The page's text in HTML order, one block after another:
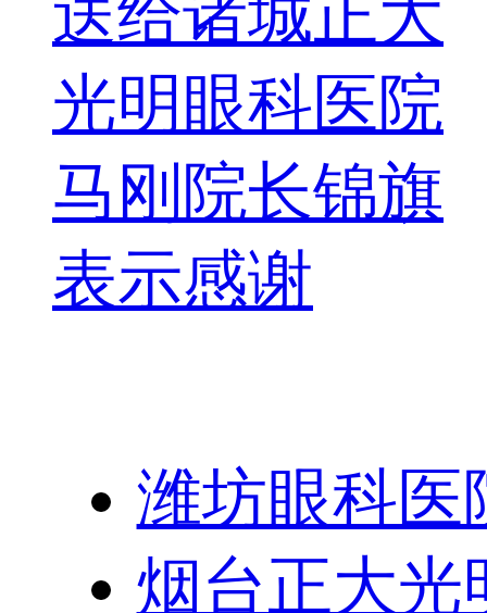
送给诸城正大
光明眼科医院
马刚院长锦旗
表示感谢
潍坊眼科医
烟台正大光